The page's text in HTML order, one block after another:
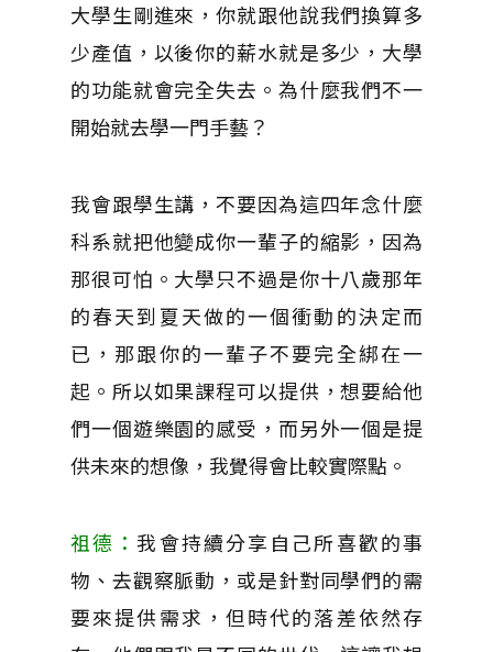
大學生剛進來，你就跟他說我們換算多
少產值，以後你的薪水就是多少，大學
的功能就會完全失去。為什麼我們不一
開始就去學一門手藝？
我會跟學生講，不要因為這四年念什麼
科系就把他變成你一輩子的縮影，因為
那很可怕。大學只不過是你十八歲那年
的春天到夏天做的一個衝動的決定而
已，那跟你的一輩子不要完全綁在一
起。所以如果課程可以提供，想要給他
們一個遊樂園的感受，而另外一個是提
供未來的想像，我覺得會比較實際點。
祖德：我會持續分享自己所喜歡的事
物、去觀察脈動，或是針對同學們的需
要來提供需求，但時代的落差依然存